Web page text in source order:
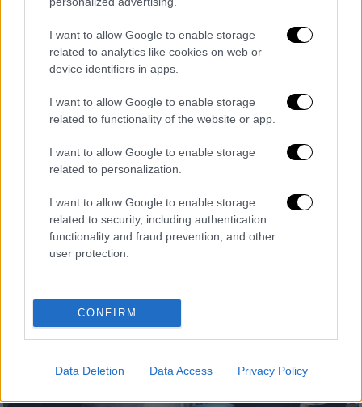
I want to allow Google to enable storage
related to analytics like cookies on web or
device identifiers in apps.
I want to allow Google to enable storage
related to functionality of the website or app.
I want to allow Google to enable storage
related to personalization.
I want to allow Google to enable storage
related to security, including authentication
functionality and fraud prevention, and other
user protection.
CONFIRM
Data Deletion Data Access Privacy Policy
23.04.2021 23:14
Ανοιχτά mall και κέντρα αισθητικής - Τι
ισχύει για μετακινήσεις μέχρι το Πάσχα
Όλες οι αλλαγές που ισχύουν από το πρωί
του Σαββάτου 24 Απριλίου - Τι ανοίγει και τι
ορίζεται για τις μετακινήσεις, την
απαγόρευση κυκλοφορίας και το Πάσχα